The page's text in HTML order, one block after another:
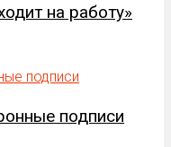
на работу»
подписи